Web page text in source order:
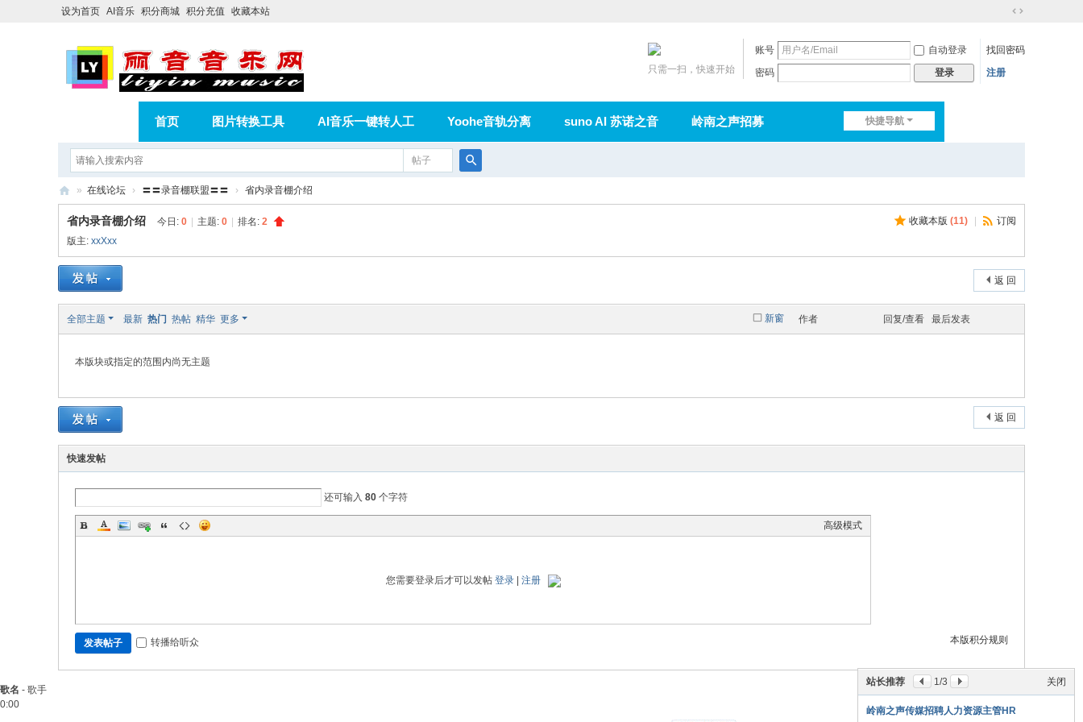
设为首页 AI音乐 积分商城 积分充值 收藏本站
到
账号 自动登录
找回密码
密码
登录 注册
只需一扫，快速开始
快捷导航
首页 图片转换工具 AI音乐一键转人工 Yoohe音轨分离 suno AI 苏诺之音 岭南之声招募
在线论坛
相册 分享 记录
帖子
索
丽
音
音
网
» 在线论坛 › 〓〓录音棚联盟〓〓 › 省内录音棚介绍
收藏本版 (11) 订阅
省内录音棚介绍 今日: 0 主题: 0 排名: 2
版主: xxXxx
返 回
新窗
全部主题 最新 热门 热帖 精华 更多 作者 回复/查看 最后发表
本版块或指定的范围内尚无主题
返 回
快速发帖
还可输入 80 个字符
高级模式
您需要登录后才可以发帖 登录| 注册
本版积分规则
发表帖子 转播给听众
关闭
站长推荐 1/3
岭南之声传媒招聘人力资源主管HR
歌名 - 歌手
0:00